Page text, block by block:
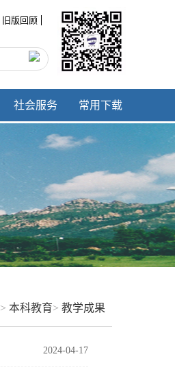
旧版回顾
社会服务 常用下载
> 本科教育> 教学成果
2024-04-17